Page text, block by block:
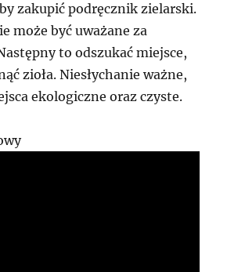
zakupić podręcznik zielarski.
może być uważane za
to odszukać miejsce,
zioła. Niesłychanie ważne,
ekologiczne oraz czyste.